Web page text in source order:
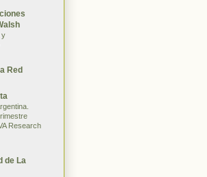
y
Red
Research
de La